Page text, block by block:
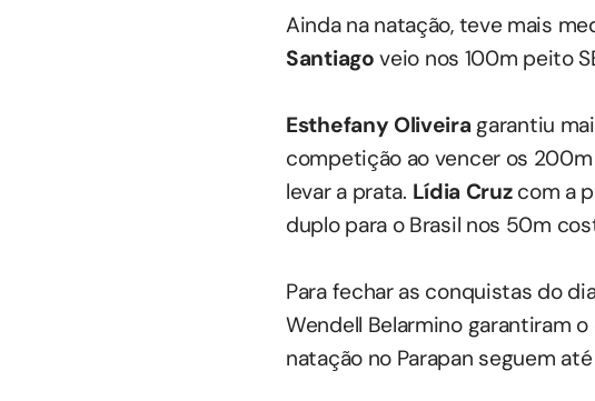
Ainda na natação, teve mais
Santiago veio nos 100m peito
Esthefany Oliveira garantiu
competição ao vencer os 200m
levar a prata. Lídia Cruz com a
duplo para o Brasil nos 50m
Para fechar as conquistas do
Wendell Belarmino garantiram o
natação no Parapan seguem